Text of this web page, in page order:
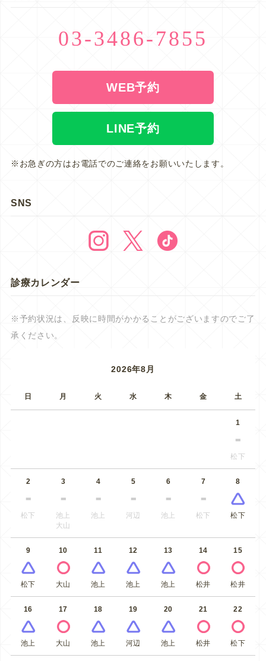
03-3486-7855
WEB予約
LINE予約
※お急ぎの方はお電話でのご連絡をお願いいたします。
SNS
診療カレンダー
※予約状況は、反映に時間がかかることがございますのでご了
承ください。
2026年8月
日 月 火 水 木 金 土
1
松下
2
松下
3
池上
大山
4
池上
5
河辺
6
池上
7
松下
8
松下
9
松下
10
大山
11
池上
12
池上
13
池上
14
松井
15
松井
16
池上
17
大山
18
池上
19
河辺
20
池上
21
松井
22
松下